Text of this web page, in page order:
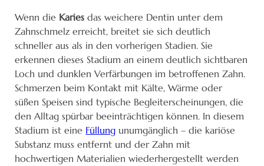
Wenn die Karies das weichere Dentin unter dem
Zahnschmelz erreicht, breitet sie sich deutlich
schneller aus als in den vorherigen Stadien. Sie
erkennen dieses Stadium an einem deutlich sichtbaren
Loch und dunklen Verfärbungen im betroffenen Zahn.
Schmerzen beim Kontakt mit Kälte, Wärme oder
süßen Speisen sind typische Begleiterscheinungen, die
den Alltag spürbar beeinträchtigen können. In diesem
Stadium ist eine Füllung unumgänglich – die kariöse
Substanz muss entfernt und der Zahn mit
hochwertigen Materialien wiederhergestellt werden